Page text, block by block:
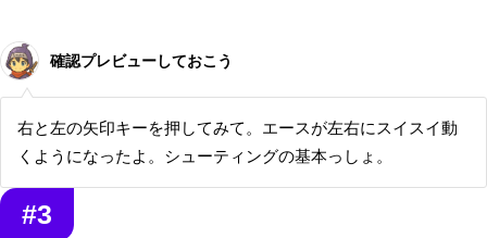
確認プレビューしておこう
右と左の矢印キーを押してみて。エースが左右にスイスイ動
くようになったよ。シューティングの基本っしょ。
#3